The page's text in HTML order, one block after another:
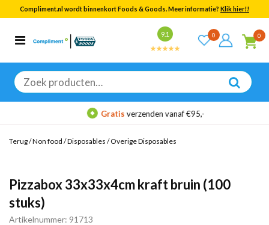
Compliment.nl wordt binnenkort Foods & Goods. Meer informatie? Klik hier!!
9.1 0 0
Zoeken
naar:
Categorieën
Bekijk alle resultaten
Gratisverzenden vanaf €95,-
Terug/Non food /Disposables /Overige Disposables
Pizzabox 33x33x4cm kraft bruin (100
stuks)
Artikelnummer: 91713